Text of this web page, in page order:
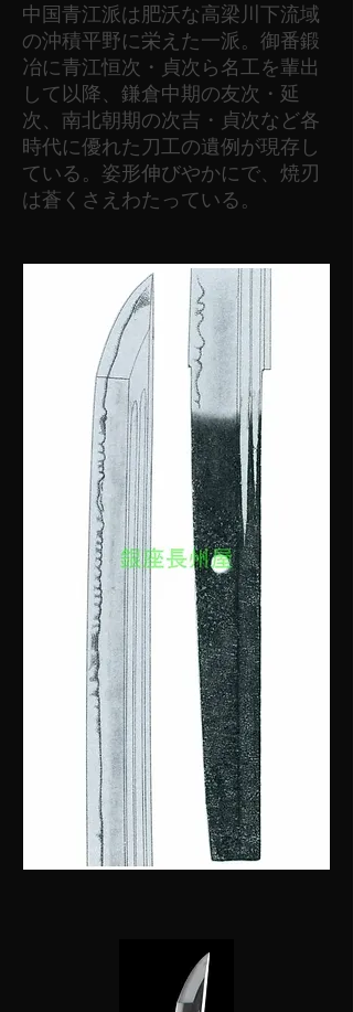
中国青江派は肥沃な高梁川下流域
の沖積平野に栄えた一派。御番鍛
冶に青江恒次・貞次ら名工を輩出
して以降、鎌倉中期の友次・延
次、南北朝期の次吉・貞次など各
時代に優れた刀工の遺例が現存し
ている。姿形伸びやかにで、焼刃
は蒼くさえわたっている。